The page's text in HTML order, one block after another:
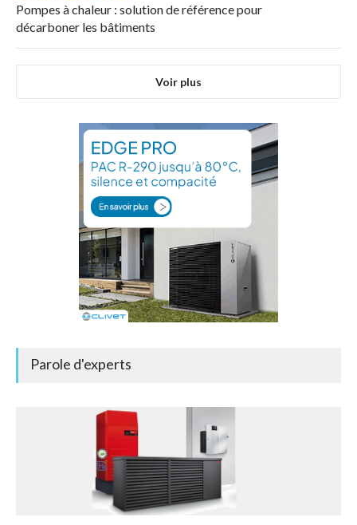
Pompes à chaleur : solution de référence pour
décarboner les bâtiments
Voir plus
Parole d'experts